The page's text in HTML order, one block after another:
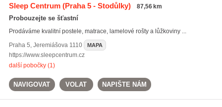
Sleep Centrum(Praha 5 - Stodůlky) 87,56 km
Probouzejte se šťastní
Prodáváme kvalitní postele, matrace, lamelové rošty a lůžkoviny ...
Praha 5, Jeremiášova 1110 MAPA
https://www.sleepcentrum.cz
další pobočky (1)
NAVIGOVAT VOLAT NAPIŠTE NÁM